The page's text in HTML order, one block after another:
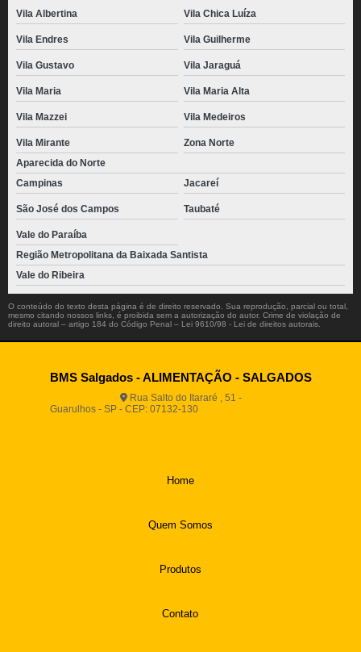
Vila Albertina Vila Chica Luíza
Vila Endres Vila Guilherme
Vila Gustavo Vila Jaraguá
Vila Maria Vila Maria Alta
Vila Mazzei Vila Medeiros
Vila Mirante
Zona Norte
Aparecida do Norte
Campinas
Jacareí
São José dos Campos Taubaté
Vale do Paraíba
Região Metropolitana da Baixada Santista
Vale do Ribeira
O conteúdo do texto desta página é de direito reservado. Sua reprodução, parcial ou total,
mesmo citando nossos links, é proibida sem a autorização do autor. Crime de violação de
direito autoral – artigo 184 do Código Penal – Lei 9610/98 - Lei de direitos autorais
BMS Salgados - ALIMENTAÇÃO - SALGADOS
Rua Salto do Itararé , 51 -
Guarulhos - SP - CEP: 07132-130
Home
Quem Somos
Produtos
Contato